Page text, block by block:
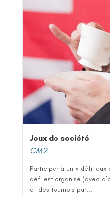
Jeux de société
CM2
Participer à un « défi jeux
défi est organisé (avec
et des tournois par...